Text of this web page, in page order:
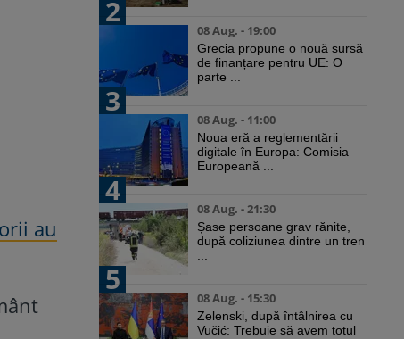
au
2
08 Aug. - 19:00
Grecia propune o nouă sursă
de finanțare pentru UE: O
parte ...
3
08 Aug. - 11:00
Noua eră a reglementării
digitale în Europa: Comisia
Europeană ...
4
08 Aug. - 21:30
Șase persoane grav rănite,
după coliziunea dintre un tren
5
08 Aug. - 15:30
Zelenski, după întâlnirea cu
Vučić: Trebuie să avem totul